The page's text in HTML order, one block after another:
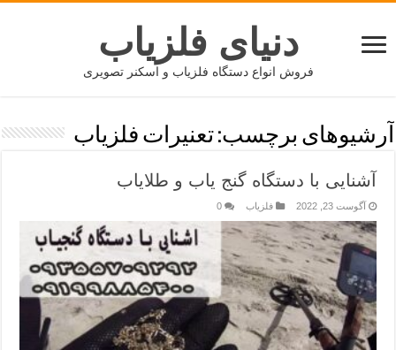
دنیای فلزیاب
فروش انواع دستگاه فلزیاب و اسکنر تصویری
آرشیوهای برچسب:تعنیرات فلزیاب
آشنایی با دستگاه گنج یاب و طلایاب
آگوست 23, 2022 فلزیاب 0